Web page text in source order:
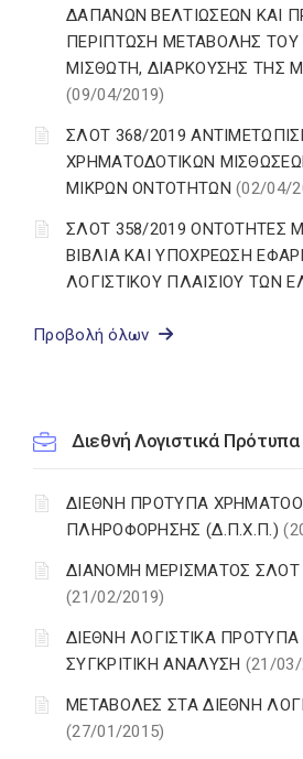
ΔΑΠΑΝΩΝ ΒΕΛΤΙΩΣΕΩΝ ΚΑΙ
ΠΕΡΙΠΤΩΣΗ ΜΕΤΑΒΟΛΗΣ
ΜΙΣΘΩΤΗ, ΔΙΑΡΚΟΥΣΗΣ ΤΗΣ
(09/04/2019)
ΣΛΟΤ 368/2019
ΧΡΗΜΑΤΟΔΟΤΙΚΩΝ
ΜΙΚΡΩΝ ΟΝΤΟΤΗΤΩΝ(02/04/
ΣΛΟΤ 358/2019 ΟΝΤΟΤΗΤΕΣ
ΒΙΒΛΙΑ ΚΑΙ ΥΠΟΧΡΕΩΣΗ
ΛΟΓΙΣΤΙΚΟΥ ΠΛΑΙΣΙΟΥ ΤΩΝ
Προβολή όλων
Διεθνή Λογιστικά
ΔΙΕΘΝΗ ΠΡΟΤΥΠΑ
ΠΛΗΡΟΦΟΡΗΣΗΣ (Δ.Π.Χ.Π.)
ΔΙΑΝΟΜΗ ΜΕΡΙΣΜΑΤΟΣ ΣΛΟΤ
(21/02/2019)
ΔΙΕΘΝΗ ΛΟΓΙΣΤΙΚΑ ΠΡΟΤΥΠΑ
ΣΥΓΚΡΙΤΙΚΗ ΑΝΑΛΥΣΗ (21/03/
ΜΕΤΑΒΟΛΕΣ ΣΤΑ ΔΙΕΘΝΗ
(27/01/2015)